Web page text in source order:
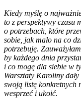
Kiedy myślę o
to z perspektywy czasu
o potrzebach, które
sobie, jak mało na co
potrzebuję.
by każdego dnia
i co mogę dla siebie w
Warsztaty Karoliny
swoją listę konkretnych
wesprzeć i ukoić.